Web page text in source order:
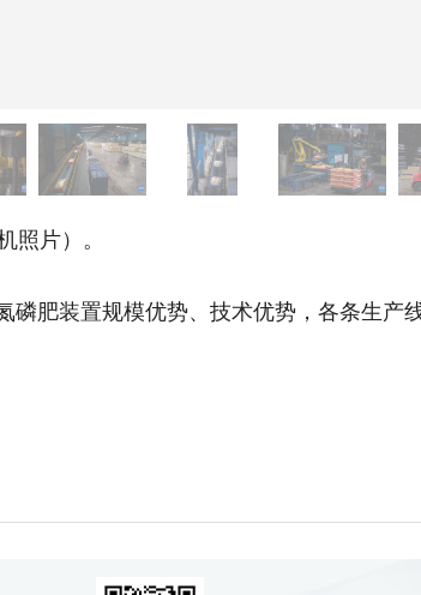
片）。
肥装置规模优势、技术优势，各条生产